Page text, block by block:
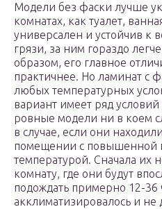
Модели без фаски лучше
комнатах, как туалет,
универсален и устойчив к
грязи, за ним гораздо
образом, его главное
практичнее. Но ламинат с
любых температурных
вариант имеет ряд
ровные модели ни в коем
в случае, если они
помещении с повышенной
температурой. Сначала их
комнату, где они будут
подождать примерно 12-36
акклиматизировалось и